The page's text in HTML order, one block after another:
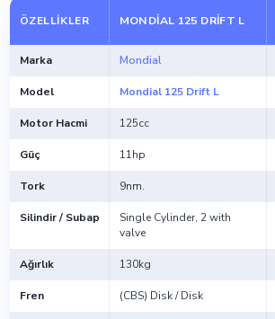
ÖZELLIKLER MONDIAL 125 DRIFT L
Marka Mondial
Model Mondial 125 Drift L
Motor Hacmi 125cc
Güç 11hp
Tork 9nm.
Silindir / Subap
Single Cylinder, 2 with
valve
Ağırlık 130kg
Fren (CBS) Disk / Disk